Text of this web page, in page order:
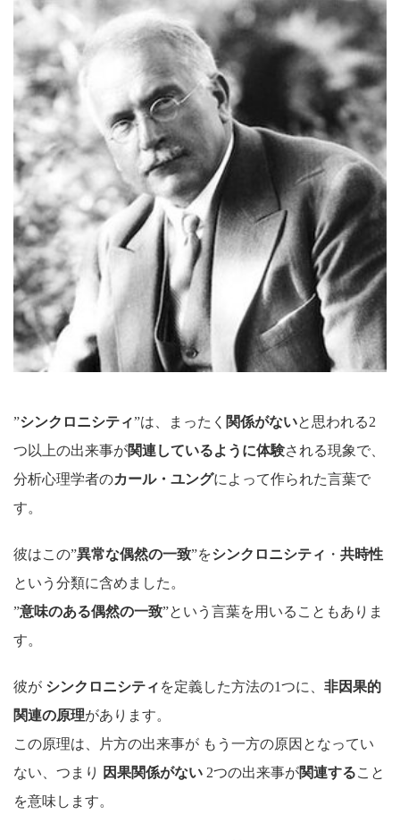
”シンクロニシティ”は、まったく 関係がないと思われる2
つ以上の出来事が関連しているように体験される現象で、
分析心理学者のカール・ユングによって作られた言葉で
す。
彼はこの”異常な偶然の一致”をシンクロニシティ ・ 共時性
という分類に含めました。
”意味のある偶然の一致”という言葉を用いることもありま
す。
彼が シンクロニシティ を定義した方法の1つに、 非因果的
関連の原理があります。
この原理は、片方の出来事が もう一方の原因となってい
ない、つまり
因果関係がない 2つの出来事が関連すること
を意味します。